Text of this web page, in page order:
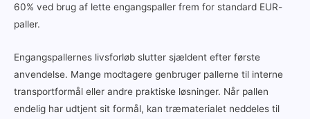
60% ved brug af lette engangspaller frem for standard EUR-
paller.
Engangspallernes livsforløb slutter sjældent efter første
anvendelse. Mange modtagere genbruger pallerne til interne
transportformål eller andre praktiske løsninger. Når pallen
endelig har udtjent sit formål, kan træmaterialet neddeles til